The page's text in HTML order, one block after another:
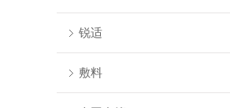
锐适
敷料